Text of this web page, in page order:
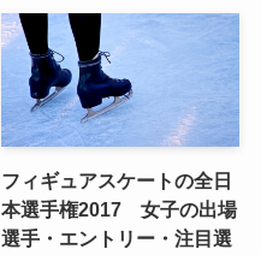
フィギュアスケートの全日
本選手権2017 女子の出場
選手・エントリー・注目選